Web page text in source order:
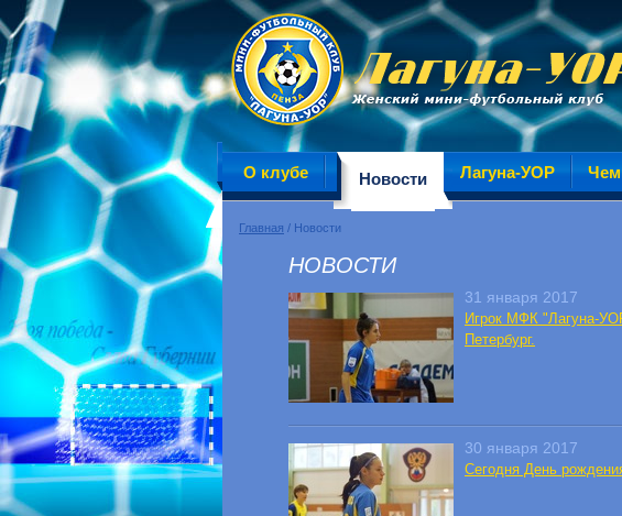
О клубе Новости Лагуна-УОР
Главная / Новости
НОВОСТИ
31 января 2017
Игрок МФК "Лагуна-
Петербург.
30 января 2017
Сегодня День